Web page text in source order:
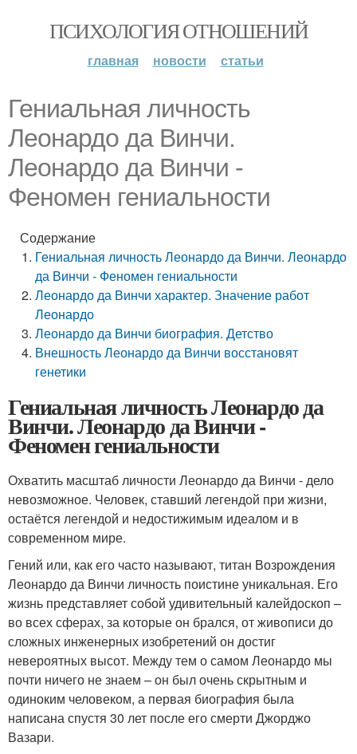
ПСИХОЛОГИЯ ОТНОШЕНИЙ
главная новости статьи
Гениальная личность
Леонардо да Винчи.
Леонардо да Винчи -
Феномен гениальности
Содержание
Гениальная личность Леонардо да Винчи. Леонардо
да Винчи - Феномен гениальности
Леонардо да Винчи характер. Значение работ
Леонардо
Леонардо да Винчи биография. Детство
Внешность Леонардо да Винчи восстановят
генетики
Гениальная личность Леонардо да
Винчи. Леонардо да Винчи -
Феномен гениальности
Охватить масштаб личности Леонардо да Винчи - дело
невозможное. Человек, ставший легендой при жизни,
остаётся легендой и недостижимым идеалом и в
современном мире.
Гений или, как его часто называют, титан Возрождения
Леонардо да Винчи личность поистине уникальная. Его
жизнь представляет собой удивительный калейдоскоп –
во всех сферах, за которые он брался, от живописи до
сложных инженерных изобретений он достиг
невероятных высот. Между тем о самом Леонардо мы
почти ничего не знаем – он был очень скрытным и
одиноким человеком, а первая биография была
написана спустя 30 лет после его смерти Джорджо
Вазари.